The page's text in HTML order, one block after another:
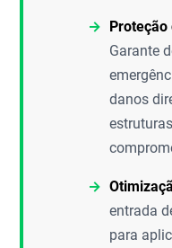
Proteção
Garante
danos
entrada
para